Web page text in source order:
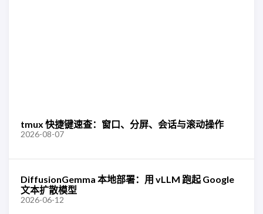
tmux 快捷键速查：窗口、分屏、会话与滚动操作
2026-08-07
DiffusionGemma 本地部署：用 vLLM 跑起 Google
文本扩散模型
2026-06-12